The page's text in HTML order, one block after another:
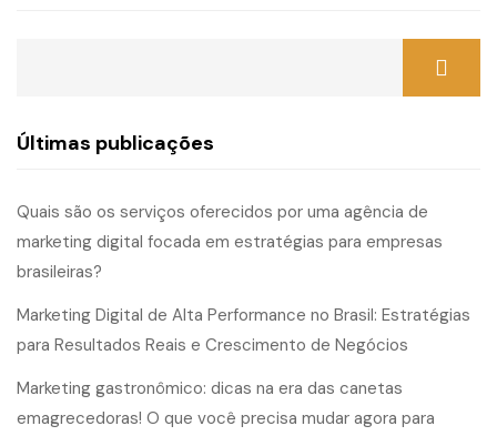
Últimas publicações
Quais são os serviços oferecidos por uma agência de
marketing digital focada em estratégias para empresas
brasileiras?
Marketing Digital de Alta Performance no Brasil: Estratégias
para Resultados Reais e Crescimento de Negócios
Marketing gastronômico: dicas na era das canetas
emagrecedoras! O que você precisa mudar agora para